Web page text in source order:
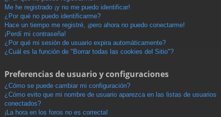
sMe he registrado ¡y no me puedo identificar!
¿Por qué no puedo identificarme?
Hace un tiempo me registré, ¡pero ahora no puedo conectarme!
¡Perdí mi contraseña!
¿Por qué mi sesión de usuario expira automáticamente?
¿Cuál es la función de "Borrar todas las cookies del Sitio"?
Preferencias de usuario y configuraciones
¿Cómo se puede cambiar mi configuración?
¿Cómo evito que mi nombre de usuario aparezca en las listas de usuarios
conectados?
¡La hora en los foros no es correcta!